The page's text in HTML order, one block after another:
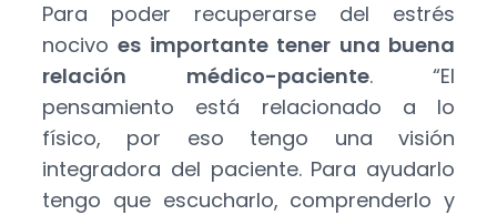
Para poder recuperarse del estrés
nocivoes importante tener una buena
relación médico-paciente. “El
pensamiento está relacionado a lo
físico, por eso tengo una visión
integradora del paciente. Para ayudarlo
tengo que escucharlo, comprenderlo y